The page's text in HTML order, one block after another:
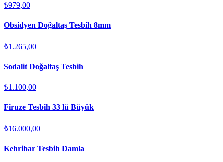
₺979,00
Obsidyen Doğaltaş Tesbih 8mm
₺1.265,00
Sodalit Doğaltaş Tesbih
₺1.100,00
Firuze Tesbih 33 lü Büyük
₺16.000,00
Kehribar Tesbih Damla